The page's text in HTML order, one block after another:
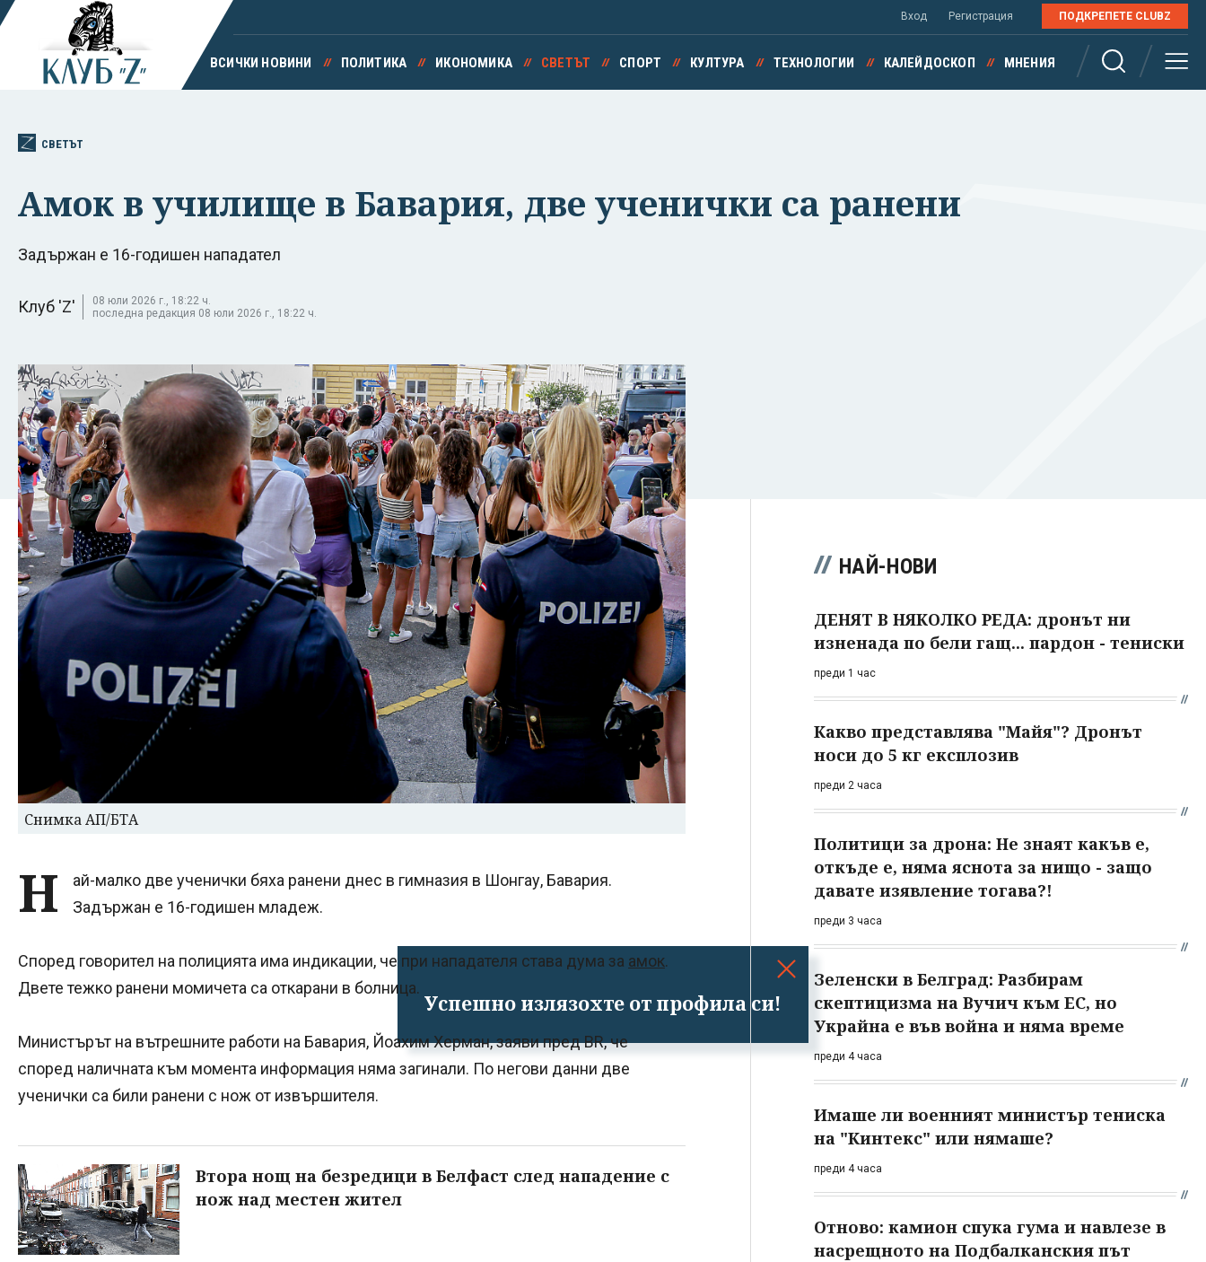
Успешно излязохте от профила си!
Вход Регистрация ПОДКРЕПЕТЕ CLUBZ
ВСИЧКИ НОВИНИ ПОЛИТИКА ИКОНОМИКА СВЕТЪТ СПОРТ КУЛТУРА ТЕХНОЛОГИИ КАЛЕЙДОСКОП МНЕНИЯ
СВЕТЪТ
Амок в училище в Бавария, две ученички са ранени
Задържан е 16-годишен нападател
Клуб 'Z'
08 юли 2026 г., 18:22 ч.
последна редакция 08 юли 2026 г., 18:22 ч.
Снимка АП/БТА
Н
ай-малко две ученички бяха ранени днес в гимназия в Шонгау, Бавария.
Задържан е 16-годишен младеж.
Според говорител на полицията има индикации, че при нападателя става дума за амок.
Двете тежко ранени момичета са откарани в болница.
Министърът на вътрешните работи на Бавария, Йоахим Херман, заяви пред BR, че
според наличната към момента информация няма загинали. По негови данни две
ученички са били ранени с нож от извършителя.
Втора нощ на безредици в Белфаст след нападение с
нож над местен жител
НАЙ-НОВИ
ДЕНЯТ В НЯКОЛКО РЕДА: дронът ни
изненада по бели гащ... пардон - тениски
преди 1 час
Какво представлява "Майя"? Дронът
носи до 5 кг експлозив
преди 2 часа
Политици за дрона: Не знаят какъв е,
откъде е, няма яснота за нищо - защо
давате изявление тогава?!
преди 3 часа
Зеленски в Белград: Разбирам
скептицизма на Вучич към ЕС, но
Украйна е във война и няма време
преди 4 часа
Имаше ли военният министър тениска
на "Кинтекс" или нямаше?
преди 4 часа
Отново: камион спука гума и навлезе в
насрещното на Подбалканския път